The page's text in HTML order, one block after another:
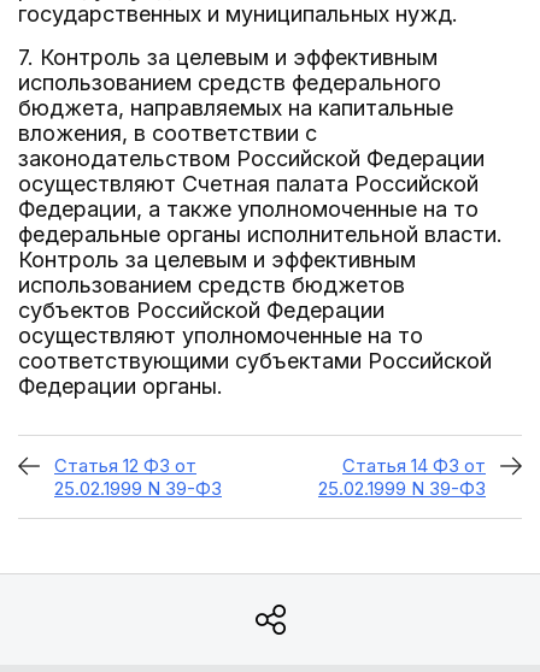
государственных и муниципальных нужд.
7. Контроль за целевым и эффективным
использованием средств федерального
бюджета, направляемых на капитальные
вложения, в соответствии с
законодательством Российской Федерации
осуществляют Счетная палата Российской
Федерации, а также уполномоченные на то
федеральные органы исполнительной власти.
Контроль за целевым и эффективным
использованием средств бюджетов
субъектов Российской Федерации
осуществляют уполномоченные на то
соответствующими субъектами Российской
Федерации органы.
Статья 12 ФЗ от
25.02.1999 N 39-ФЗ
Статья 14 ФЗ от
25.02.1999 N 39-ФЗ